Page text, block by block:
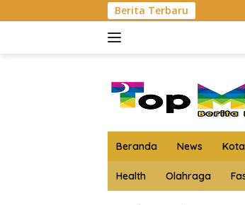
ke
Berita Terbaru Kejari
Beranda News Kota
Health Olahraga